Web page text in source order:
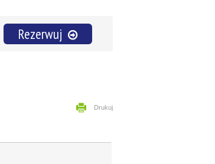
Rezerwuj
Drukuj